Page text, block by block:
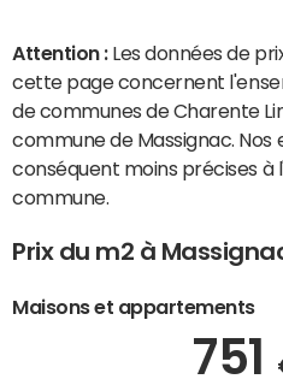
Attention : Les données de
cette page concernent
de communes de Charente
commune de Massignac.
conséquent moins précises à
commune.
Prix du m2 à
Maisons et appartements
751